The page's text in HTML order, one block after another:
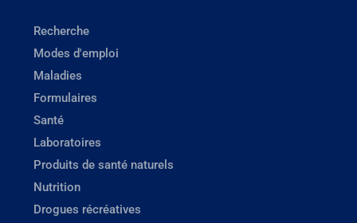
Recherche
Modes d'emploi
Maladies
Formulaires
Santé
Laboratoires
Produits de santé naturels
Nutrition
Drogues récréatives